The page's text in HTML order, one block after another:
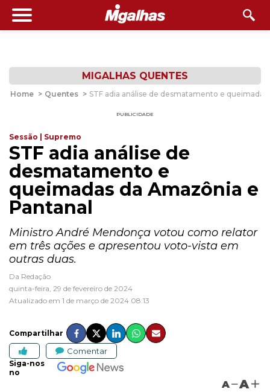
MIGALHAS QUENTES
Home > Quentes > STF adia análise de desmatamento e
PUBLICIDADE
Sessão | Supremo
STF adia análise de
desmatamento e
queimadas da Amazônia e
Pantanal
Ministro André Mendonça votou como relator
em três ações e apresentou voto-vista em
outras duas.
Da Redação
quinta-feira, 29 de fevereiro de 2024
Atualizado em 1 de março de 2024 08:13
Compartilhar
Comentar
Siga-nos
no
A A